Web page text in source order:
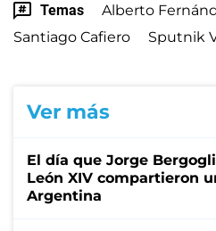
Temas
Alberto
Santiago Cafiero
Sputnik
Ver más
El día que Jorge
León XIV compartieron
Argentina